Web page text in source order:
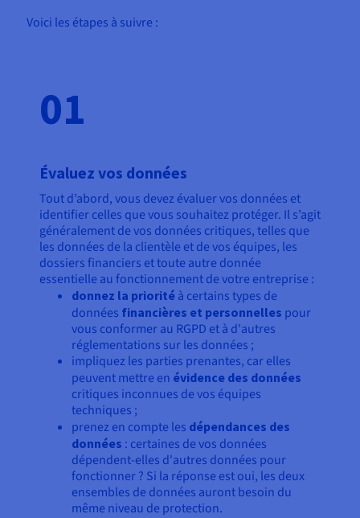
Voici les étapes à suivre :
01
Évaluez vos données
Tout d’abord, vous devez évaluer vos données et
identifier celles que vous souhaitez protéger. Il s’agit
généralement de vos données critiques, telles que
les données de la clientèle et de vos équipes, les
dossiers financiers et toute autre donnée
essentielle au fonctionnement de votre entreprise :
donnez la priorité à certains types de
données financières et personnelles pour
vous conformer au RGPD et à d'autres
réglementations sur les données ;
impliquez les parties prenantes, car elles
peuvent mettre en évidence des données
critiques inconnues de vos équipes
techniques ;
prenez en compte les dépendances des
données : certaines de vos données
dépendent-elles d'autres données pour
fonctionner ? Si la réponse est oui, les deux
ensembles de données auront besoin du
même niveau de protection.